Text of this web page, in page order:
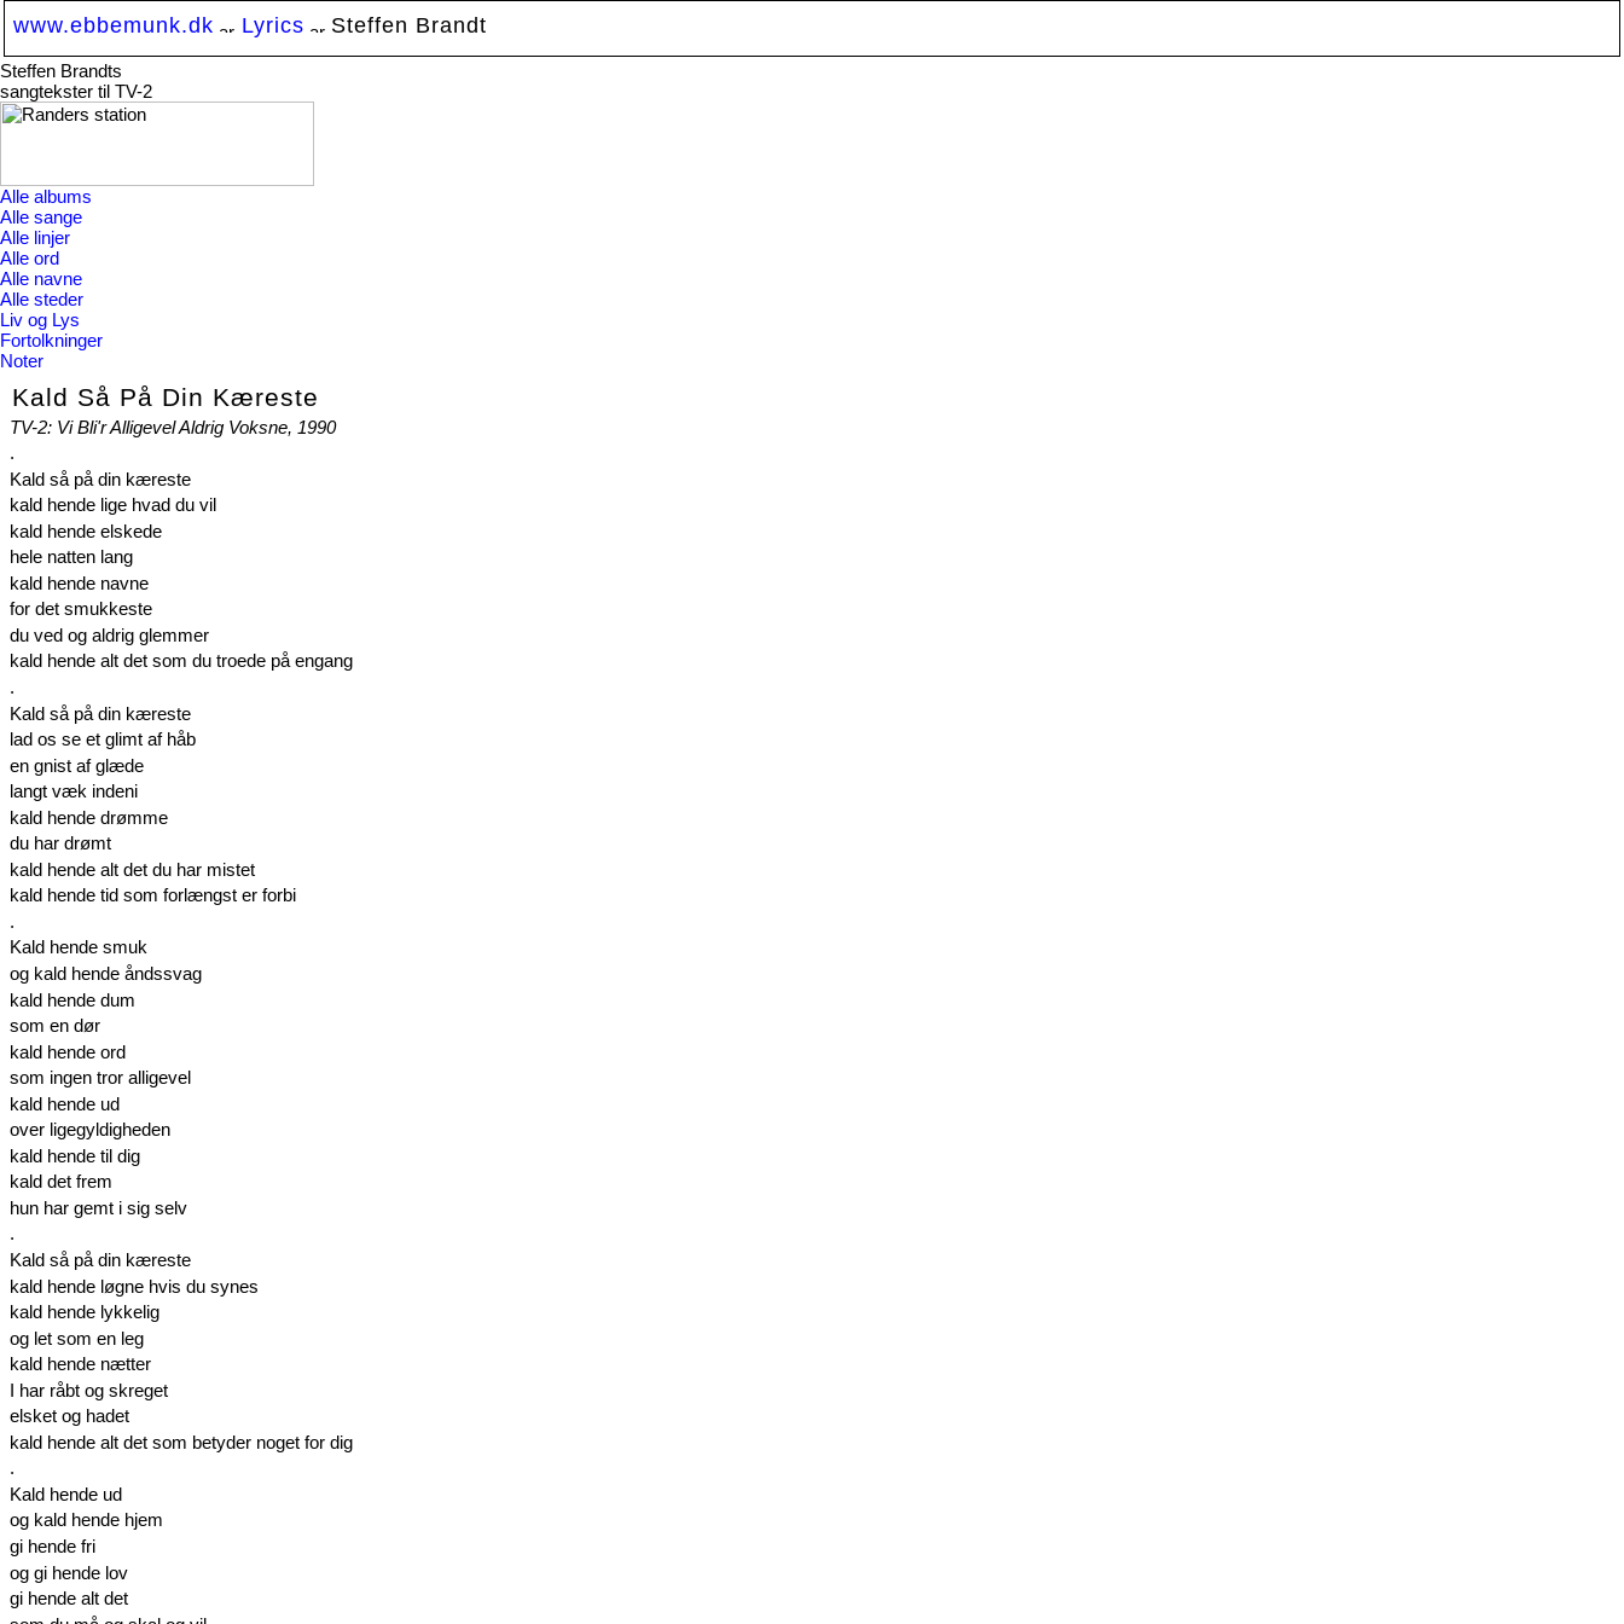
www.ebbemunk.dk Lyrics Steffen Brandt
Steffen Brandts
sangtekster til TV-2
Alle albums
Alle sange
Alle linjer
Alle ord
Alle navne
Alle steder
Liv og Lys
Fortolkninger
Noter
Kald Så På Din Kæreste
TV-2: Vi Bli'r Alligevel Aldrig Voksne, 1990
.
Kald så på din kæreste
kald hende lige hvad du vil
kald hende elskede
hele natten lang
kald hende navne
for det smukkeste
du ved og aldrig glemmer
kald hende alt det som du troede på engang
.
Kald så på din kæreste
lad os se et glimt af håb
en gnist af glæde
langt væk indeni
kald hende drømme
du har drømt
kald hende alt det du har mistet
kald hende tid som forlængst er forbi
.
Kald hende smuk
og kald hende åndssvag
kald hende dum
som en dør
kald hende ord
som ingen tror alligevel
kald hende ud
over ligegyldigheden
kald hende til dig
kald det frem
hun har gemt i sig selv
.
Kald så på din kæreste
kald hende løgne hvis du synes
kald hende lykkelig
og let som en leg
kald hende nætter
I har råbt og skreget
elsket og hadet
kald hende alt det som betyder noget for dig
.
Kald hende ud
og kald hende hjem
gi hende fri
og gi hende lov
gi hende alt det